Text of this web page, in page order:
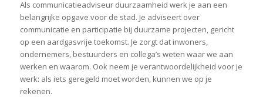
Als communicatieadviseur duurzaamheid werk je aan een
belangrijke opgave voor de stad. Je adviseert over
communicatie en participatie bij duurzame projecten, gericht
op een aardgasvrije toekomst. Je zorgt dat inwoners,
ondernemers, bestuurders en collega’s weten waar we aan
werken en waarom. Ook neem je verantwoordelijkheid voor je
werk: als iets geregeld moet worden, kunnen we op je
rekenen.